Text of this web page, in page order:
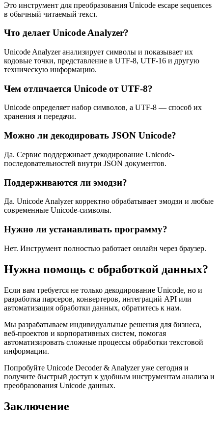
Это инструмент для преобразования Unicode escape sequences
в обычный читаемый текст.
Что делает Unicode Analyzer?
Unicode Analyzer анализирует символы и показывает их
кодовые точки, представление в UTF-8, UTF-16 и другую
техническую информацию.
Чем отличается Unicode от UTF-8?
Unicode определяет набор символов, а UTF-8 — способ их
хранения и передачи.
Можно ли декодировать JSON Unicode?
Да. Сервис поддерживает декодирование Unicode-
последовательностей внутри JSON документов.
Поддерживаются ли эмодзи?
Да. Unicode Analyzer корректно обрабатывает эмодзи и любые
современные Unicode-символы.
Нужно ли устанавливать программу?
Нет. Инструмент полностью работает онлайн через браузер.
Нужна помощь с обработкой данных?
Если вам требуется не только декодирование Unicode, но и
разработка парсеров, конвертеров, интеграций API или
автоматизация обработки данных, обратитесь к нам.
Мы разрабатываем индивидуальные решения для бизнеса,
веб-проектов и корпоративных систем, помогая
автоматизировать сложные процессы обработки текстовой
информации.
Попробуйте Unicode Decoder & Analyzer уже сегодня и
получите быстрый доступ к удобным инструментам анализа и
преобразования Unicode данных.
Заключение